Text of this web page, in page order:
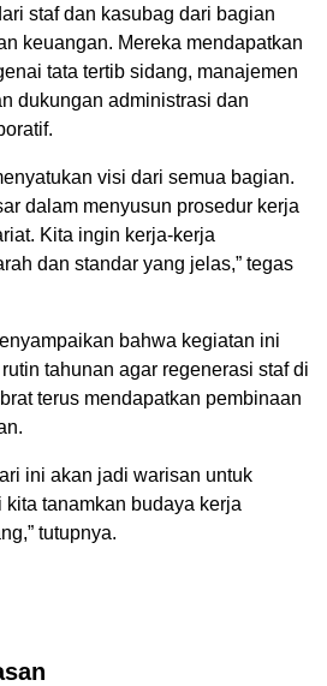
staf dan kasubag dari bagian
keuangan. Mereka mendapatkan
tata tertib sidang, manajemen
dukungan administrasi dan
visi dari semua bagian.
dalam menyusun prosedur kerja
Kita ingin kerja-kerja
dan standar yang jelas,” tegas
bahwa kegiatan ini
tahunan agar regenerasi staf di
terus mendapatkan pembinaan
ini akan jadi warisan untuk
tanamkan budaya kerja
tutupnya.